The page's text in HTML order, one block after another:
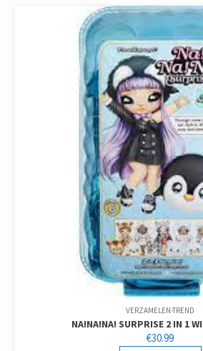
VERZAMELEN-TREND
NA!NA!NA! SURPRISE 2 IN 1
€30.99